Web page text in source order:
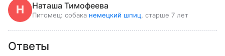
Наташа Тимофеева
Питомец: собака немецкий шпиц , старше 7 лет
Ответы